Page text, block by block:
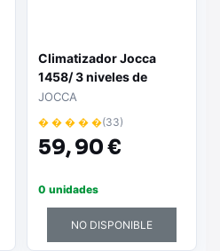
Climatizador Jocca
1458/ 3 niveles de
potencia/ Depósito 3L
JOCCA
� � � � �(33)
59,90 €
0 unidades
NO DISPONIBLE